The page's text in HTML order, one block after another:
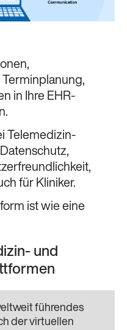
in Ihre EHR-
Telemedizin-
für Kliniker.
ist wie eine
und
führendes
der virtuellen